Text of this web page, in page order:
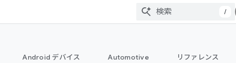
/
Android デバイス Automotive リファレンス